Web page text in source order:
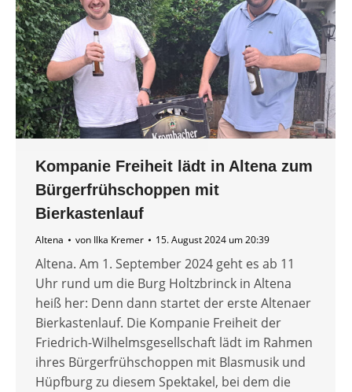
Kompanie Freiheit lädt in Altena zum
Bürgerfrühschoppen mit
Bierkastenlauf
Altena von Ilka Kremer 15. August 2024 um 20:39
Altena. Am 1. September 2024 geht es ab 11
Uhr rund um die Burg Holtzbrinck in Altena
heiß her: Denn dann startet der erste Altenaer
Bierkastenlauf. Die Kompanie Freiheit der
Friedrich-Wilhelmsgesellschaft lädt im Rahmen
ihres Bürgerfrühschoppen mit Blasmusik und
Hüpfburg zu diesem Spektakel, bei dem die